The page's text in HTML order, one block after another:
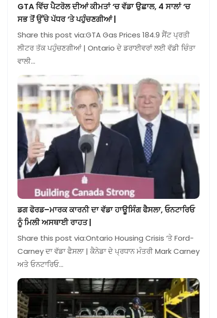
GTA ਵਿੱਚ ਪੈਟਰੋਲ ਦੀਆਂ ਕੀਮਤਾਂ ‘ਚ ਵੱਡਾ ਉਛਾਲ, 4 ਸਾਲਾਂ ‘ਚ
ਸਭ ਤੋਂ ਉੱਚੇ ਪੱਧਰ ‘ਤੇ ਪਹੁੰਚਣਗੀਆਂ |
Share this post via:GTA Gas Prices 184.9 ਸੈਂਟ ਪ੍ਰਤੀ
ਲੀਟਰ ਤੱਕ ਪਹੁੰਚਣਗੀਆਂ | Ontario ਦੇ ਡਰਾਈਵਰਾਂ ਲਈ ਵੱਡੀ ਚਿੰਤਾ
ਵਾਲੀ…
ਡਗ ਫੋਰਡ–ਮਾਰਕ ਕਾਰਨੀ ਦਾ ਵੱਡਾ ਹਾਊਸਿੰਗ ਫੈਸਲਾ, ਓਨਟਾਰਿਓ
ਨੂੰ ਮਿਲੀ ਅਸਥਾਈ ਰਾਹਤ |
Share this post via:Ontario Housing Crisis ‘ਤੇ Ford-
Carney ਦਾ ਵੱਡਾ ਫੈਸਲਾ | ਕੈਨੇਡਾ ਦੇ ਪ੍ਰਧਾਨ ਮੰਤਰੀ Mark Carney
ਅਤੇ ਓਨਟਾਰਿਓ…